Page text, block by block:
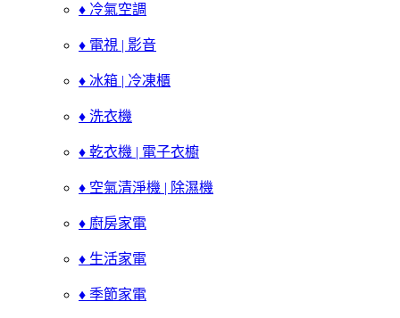
♦ 冷氣空調
♦ 電視 | 影音
♦ 冰箱 | 冷凍櫃
♦ 洗衣機
♦ 乾衣機 | 電子衣櫥
♦ 空氣清淨機 | 除濕機
♦ 廚房家電
♦ 生活家電
♦ 季節家電